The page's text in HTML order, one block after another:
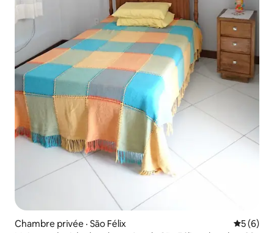
Chambre privée · São Félix Note
5 (6)